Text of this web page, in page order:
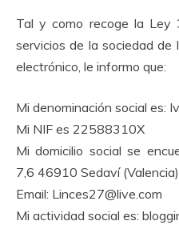
Tal y como recoge la
servicios de la sociedad de
electrónico, le informo que:
Mi denominación social es:
Mi NIF es 22588310X
Mi domicilio social se
7,6 46910 Sedaví (Valencia)
Email: Linces27@live.com
Mi actividad social es: